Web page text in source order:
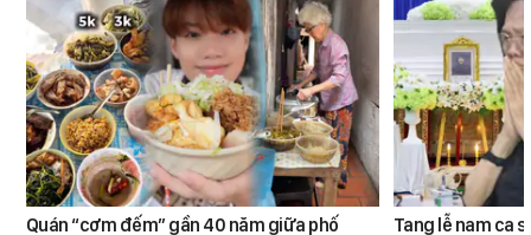
Quán “cơm đếm” gần 40 năm giữa phố
Tang lễ nam ca